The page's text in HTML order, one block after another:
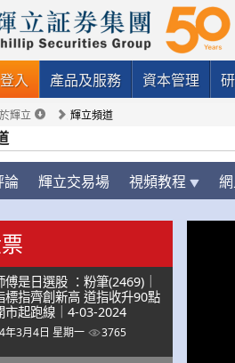
入 產品及服務 資本管理
輝立 輝立頻道
論 輝立交易場 視頻教程
傅是日選股 ：粉筆(2469)｜
標指齊創新高 道指收升90點
市起跑線｜4-03-2024
年3月4日 星期一 3765